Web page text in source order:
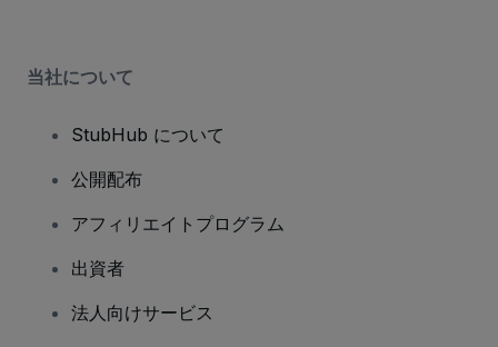
当社について
StubHub について
公開配布
アフィリエイトプログラム
出資者
法人向けサービス